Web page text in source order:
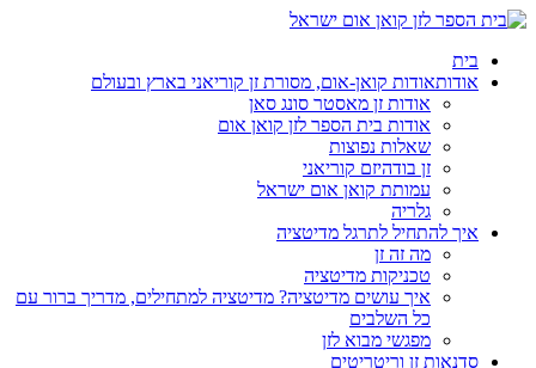
בית
אודותאודות קואן-אום, מסורת זן קוריאני בארץ ובעולם
אודות זן מאסטר סונג סאן
אודות בית הספר לזן קואן אום
שאלות נפוצות
זן בודהיזם קוריאני
עמותת קואן אום ישראל
גלריה
איך להתחיל לתרגל מדיטציה
מה זה זן
טכניקות מדיטציה
איך עושים מדיטציה? מדיטציה למתחילים, מדריך ברור עם
כל השלבים
מפגשי מבוא לזן
סדנאות זן וריטריטים